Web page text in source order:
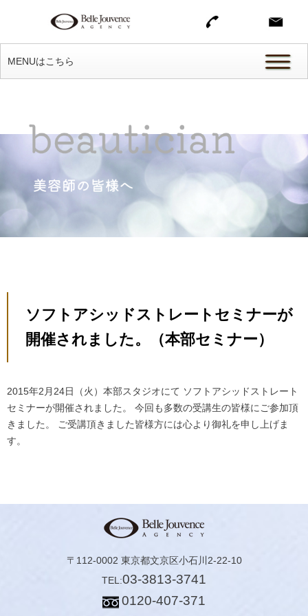
MENUはこちら
ソフトアシッドストレートセミナーが
開催されました。（本部セミナー）
2015年2月24日（火）本部スタジオにて ソフトアシッドストレート
セミナーが開催されました。
今回も多数の受講生の皆様にご参加頂
きました。
ご受講頂きました皆様方には心より御礼を申し上げま
す。
〒112-0002 東京都文京区小石川2-22-10
TEL:03-3813-3741
0120-407-371